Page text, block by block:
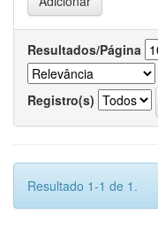
Resultados/Página
Registro(s)
Resultado 1-1 de 1.